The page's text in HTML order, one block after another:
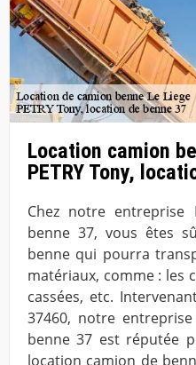
Location camion
PETRY Tony,
Chez notre entreprise
benne 37, vous êtes
benne qui pourra
matériaux, comme : les
cassées, etc.
37460, notre
benne 37 est réputée
location camion de